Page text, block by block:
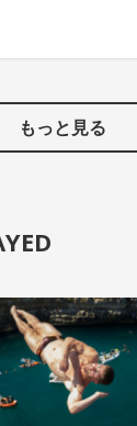
もっと見る